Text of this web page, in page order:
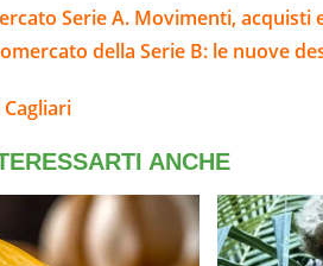
Serie A. Movimenti, acquisti
della Serie B: le nuove